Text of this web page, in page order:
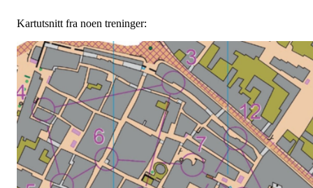
Kartutsnitt fra noen treninger: